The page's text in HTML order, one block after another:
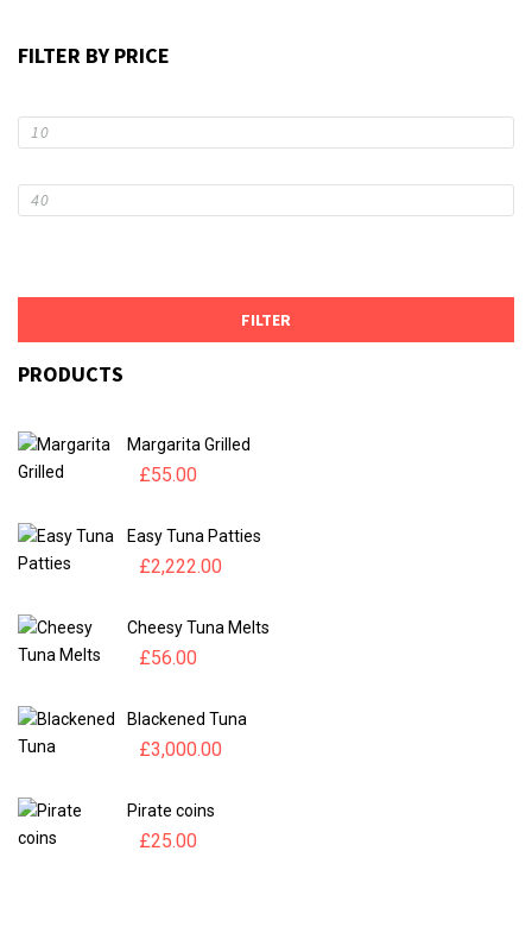
FILTER BY PRICE
FILTER
PRODUCTS
Margarita Grilled
£55.00
Easy Tuna Patties
£2,222.00
Cheesy Tuna Melts
£56.00
Blackened Tuna
£3,000.00
Pirate coins
£25.00